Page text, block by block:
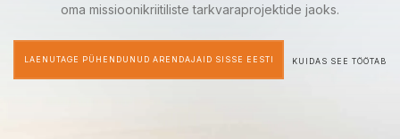
oma missioonikriitiliste tarkvaraprojektide jaoks.
LAENUTAGE PÜHENDUNUD ARENDAJAID SISSE EESTI KUIDAS SEE TÖÖTAB